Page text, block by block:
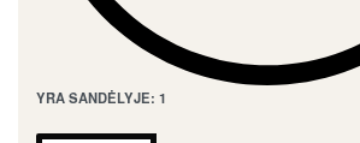
YRA SANDĖLYJE: 1